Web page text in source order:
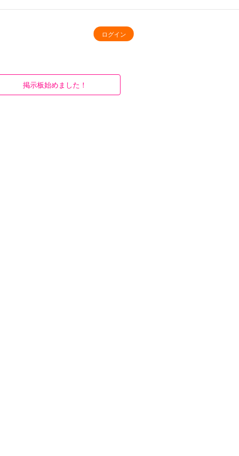
ログイン
掲示板始めました！